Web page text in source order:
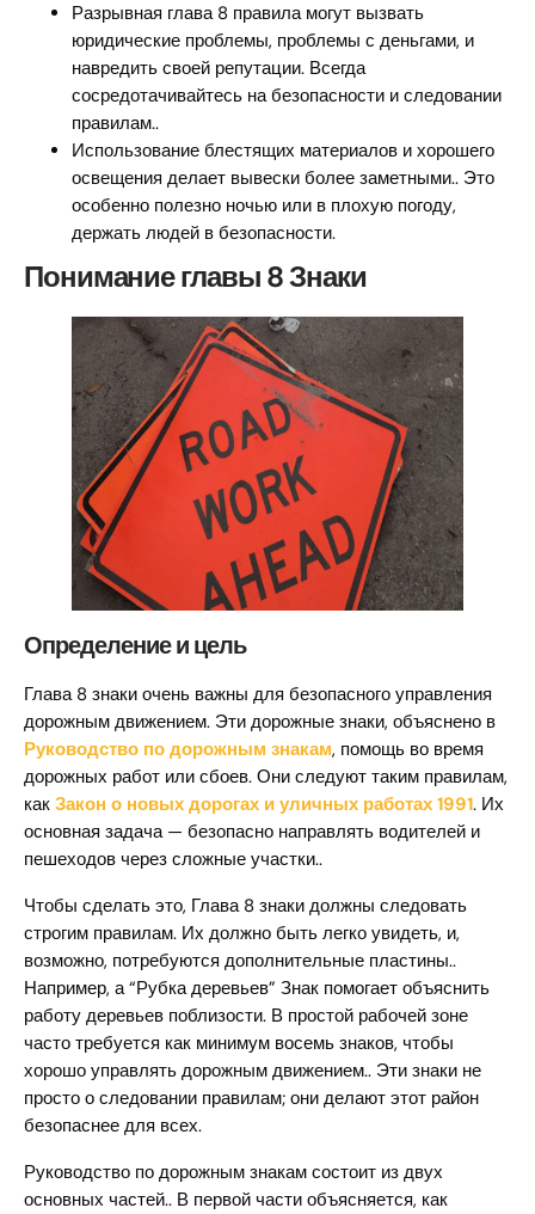
Разрывная глава 8 правила могут вызвать
юридические проблемы, проблемы с деньгами, и
навредить своей репутации. Всегда
сосредотачивайтесь на безопасности и следовании
правилам..
Использование блестящих материалов и хорошего
освещения делает вывески более заметными.. Это
особенно полезно ночью или в плохую погоду,
держать людей в безопасности.
Понимание главы 8 Знаки
Определение и цель
Глава 8 знаки очень важны для безопасного управления
дорожным движением. Эти дорожные знаки, объяснено в
Руководство по дорожным знакам, помощь во время
дорожных работ или сбоев. Они следуют таким правилам,
как Закон о новых дорогах и уличных работах 1991. Их
основная задача — безопасно направлять водителей и
пешеходов через сложные участки..
Чтобы сделать это, Глава 8 знаки должны следовать
строгим правилам. Их должно быть легко увидеть, и,
возможно, потребуются дополнительные пластины..
Например, а “Рубка деревьев” Знак помогает объяснить
работу деревьев поблизости. В простой рабочей зоне
часто требуется как минимум восемь знаков, чтобы
хорошо управлять дорожным движением.. Эти знаки не
просто о следовании правилам; они делают этот район
безопаснее для всех.
Руководство по дорожным знакам состоит из двух
основных частей.. В первой части объясняется, как